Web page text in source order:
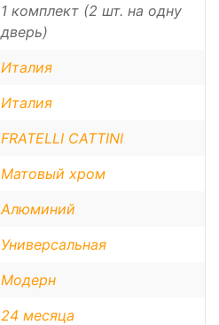
1 комплект (2 шт. на одну
дверь)
Италия
Италия
FRATELLI CATTINI
Матовый хром
Алюминий
Универсальная
Модерн
24 месяца